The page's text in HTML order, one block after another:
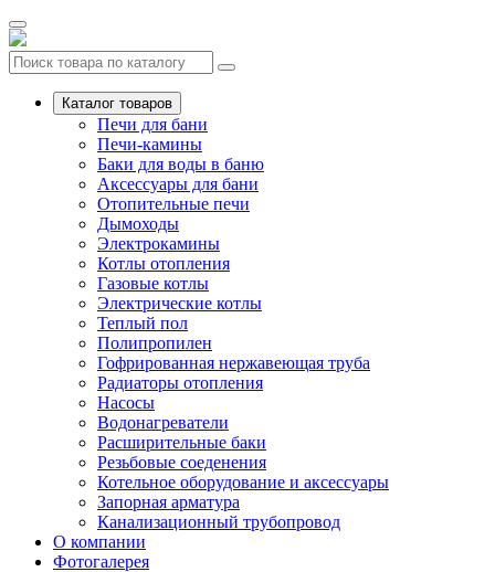
Каталог товаров
Печи для бани
Печи-камины
Баки для воды в баню
Аксессуары для бани
Отопительные печи
Дымоходы
Электрокамины
Котлы отопления
Газовые котлы
Электрические котлы
Теплый пол
Полипропилен
Гофрированная нержавеющая труба
Радиаторы отопления
Насосы
Водонагреватели
Расширительные баки
Резьбовые соеденения
Котельное оборудование и аксессуары
Запорная арматура
Канализационный трубопровод
О компании
Фотогалерея